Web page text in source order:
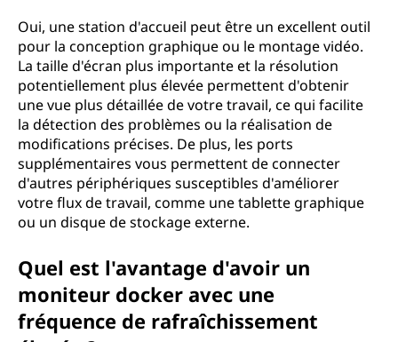
Oui, une station d'accueil peut être un excellent outil
pour la conception graphique ou le montage vidéo.
La taille d'écran plus importante et la résolution
potentiellement plus élevée permettent d'obtenir
une vue plus détaillée de votre travail, ce qui facilite
la détection des problèmes ou la réalisation de
modifications précises. De plus, les ports
supplémentaires vous permettent de connecter
d'autres périphériques susceptibles d'améliorer
votre flux de travail, comme une tablette graphique
ou un disque de stockage externe.
Quel est l'avantage d'avoir un
moniteur docker avec une
fréquence de rafraîchissement